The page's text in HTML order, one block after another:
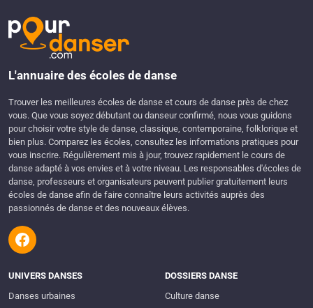
L'annuaire des écoles de danse
Trouver les meilleures écoles de danse et cours de danse près de chez
vous. Que vous soyez débutant ou danseur confirmé, nous vous guidons
pour choisir votre style de danse, classique, contemporaine, folklorique et
bien plus. Comparez les écoles, consultez les informations pratiques pour
vous inscrire. Régulièrement mis à jour, trouvez rapidement le cours de
danse adapté à vos envies et à votre niveau. Les responsables d'écoles de
danse, professeurs et organisateurs peuvent publier gratuitement leurs
écoles de danse afin de faire connaître leurs activités auprès des
passionnés de danse et des nouveaux élèves.
UNIVERS DANSES
Danses urbaines
DOSSIERS DANSE
Culture danse